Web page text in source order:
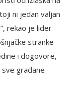
ni jedan valjan
rekao je lider
stranke
i dogovore,
građane